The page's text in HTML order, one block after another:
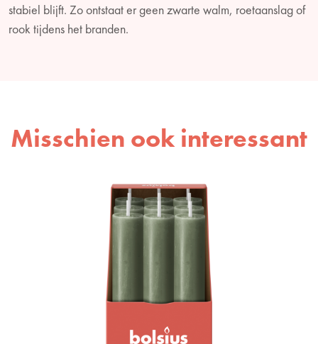
stabiel blijft. Zo ontstaat er geen zwarte walm, roetaanslag of
rook tijdens het branden.
Misschien ook interessant